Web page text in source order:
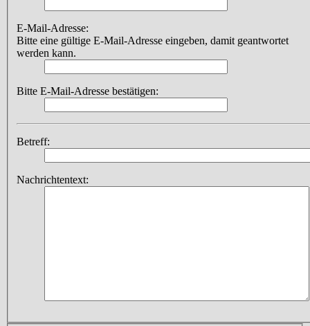
E-Mail-Adresse:
Bitte eine gültige E-Mail-Adresse eingeben, damit geantwortet
werden kann.
Bitte E-Mail-Adresse bestätigen:
Betreff:
Nachrichtentext: